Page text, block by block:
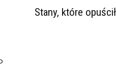
Stany, które